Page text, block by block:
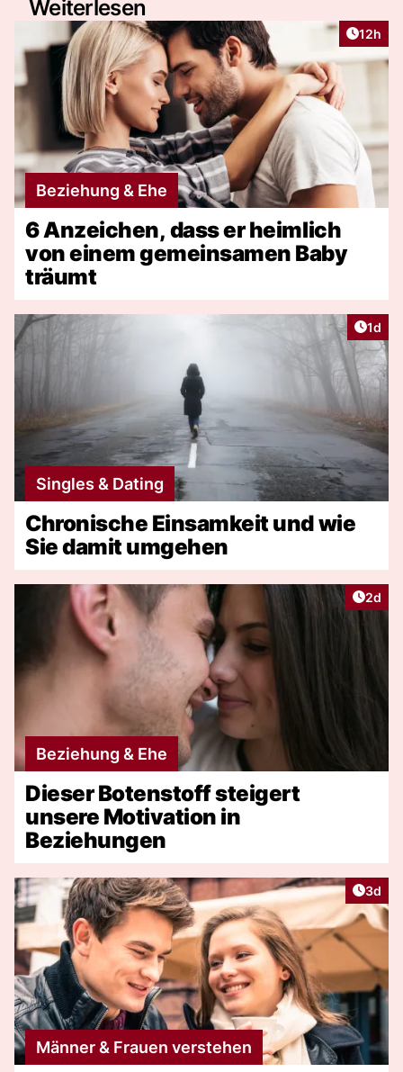
Weiterlesen
Artikel
12h
Beziehung & Ehe
6 Anzeichen, dass er heimlich
von einem gemeinsamen Baby
träumt
1d
Singles & Dating
Chronische Einsamkeit und wie
Sie damit umgehen
2d
Beziehung & Ehe
Dieser Botenstoff steigert
unsere Motivation in
Beziehungen
3d
Männer & Frauen verstehen